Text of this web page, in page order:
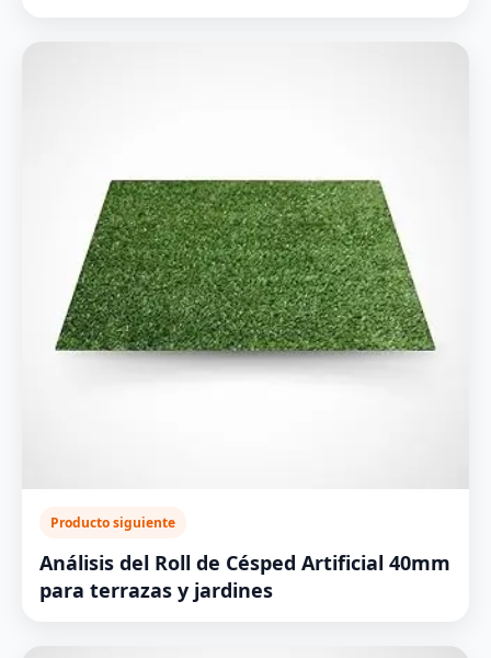
Producto siguiente
Análisis del Roll de Césped Artificial 40mm
para terrazas y jardines